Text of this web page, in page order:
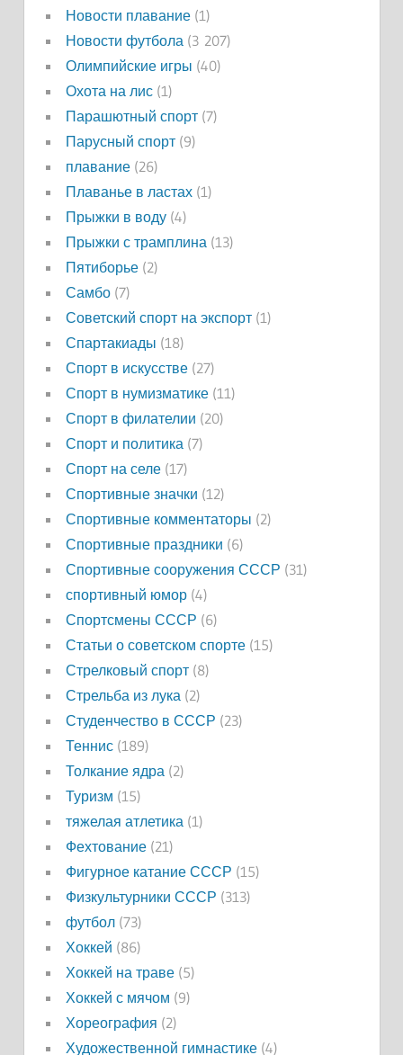
Новости плавание(1)
Новости футбола (3 207)
Олимпийские игры (40)
Охота на лис(1)
Парашютный спорт(7)
Парусный спорт(9)
плавание(26)
Плаванье в ластах(1)
Прыжки в воду(4)
Прыжки с трамплина (13)
Пятиборье(2)
Самбо(7)
Советский спорт на экспорт(1)
Спартакиады (18)
Спорт в искусстве(27)
Спорт в нумизматике(11)
Спорт в филателии (20)
Спорт и политика (7)
Спорт на селе(17)
Спортивные значки (12)
Спортивные комментаторы (2)
Спортивные праздники (6)
Спортивные сооружения СССР (31)
спортивный юмор(4)
Спортсмены СССР (6)
Статьи о советском спорте(15)
Стрелковый спорт(8)
Стрельба из лука (2)
Студенчество в СССР (23)
Теннис(189)
Толкание ядра (2)
Туризм (15)
тяжелая атлетика (1)
Фехтование(21)
Фигурное катание СССР (15)
Физкультурники СССР (313)
футбол(73)
Хоккей (86)
Хоккей на траве(5)
Хоккей с мячом (9)
Хореография (2)
Художественной гимнастике(4)